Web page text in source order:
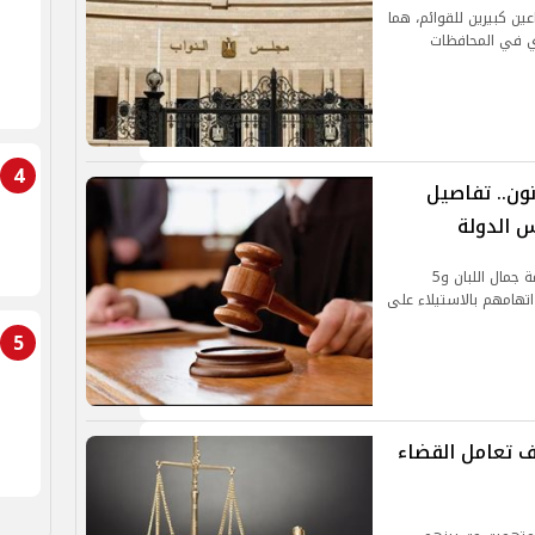
كبيرين للقوائم، هما
في المحافظات
تفاصيل
الدولة
كشفت محكمة جنايات جنوب الجيزة، عن موعد محاكمة جمال اللبان و5
بالاستيلاء على
تعامل القضاء
4
5